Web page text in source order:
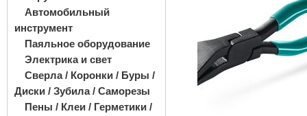
Автомобильный
инструмент
Паяльное оборудование
Электрика и свет
Сверла / Коронки / Буры /
Диски / Зубила / Саморезы
Пены / Клеи / Герметики /